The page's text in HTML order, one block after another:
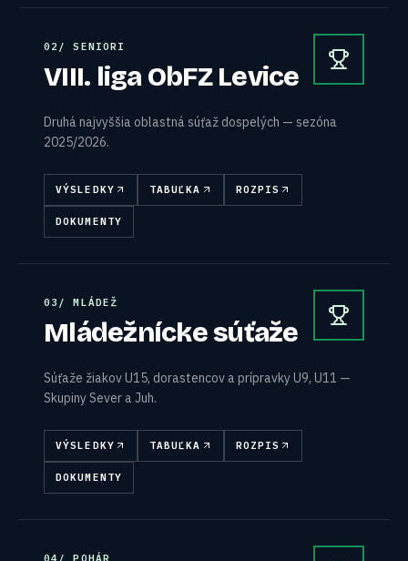
0 2 /SENIORI
VIII. liga ObFZ Levice
Druhá najvyššia oblastná súťaž dospelých — sezóna
2025/2026.
VÝSLEDKY TABUĽKA ROZPIS
DOKUMENTY
0 3 /MLÁDEŽ
Mládežnícke súťaže
Súťaže žiakov U15, dorastencov a prípravky U9, U11 —
Skupiny Sever a Juh.
VÝSLEDKY TABUĽKA ROZPIS
DOKUMENTY
04 /POHÁR